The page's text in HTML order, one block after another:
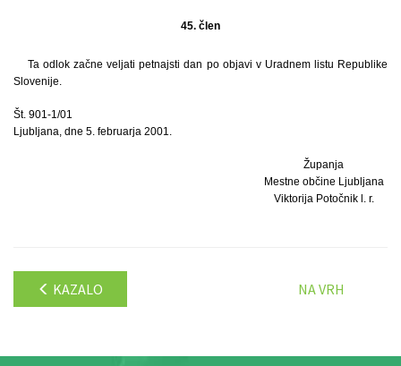
45. člen
Ta odlok začne veljati petnajsti dan po objavi v Uradnem listu Republike
Slovenije.
Št. 901-1/01
Ljubljana, dne 5. februarja 2001.
Županja
Mestne občine Ljubljana
Viktorija Potočnik l. r.
KAZALO NA VRH